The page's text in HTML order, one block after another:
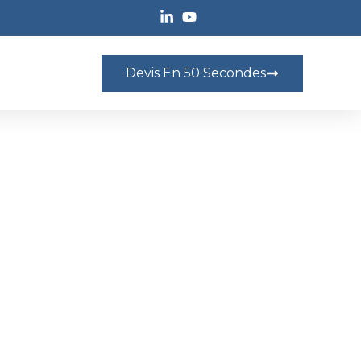
Devis En 50 Secondes